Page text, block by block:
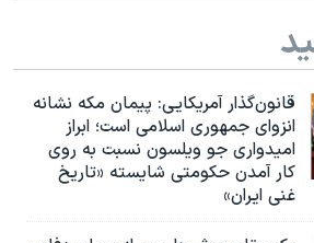
قانون‌گذار آمریکایی: پیمان مکه نشانه
انزوای جمهوری اسلامی است؛ ابراز
امیدواری جو ویلسون نسبت به روی
کار آمدن حکومتی شایسته «تاریخ
غنی ایران»